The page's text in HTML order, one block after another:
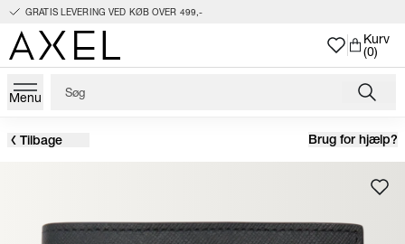
GRATIS LEVERING VED KØB OVER 499,-
Kurv
(0)
Menu
Tilbage Brug for hjælp?